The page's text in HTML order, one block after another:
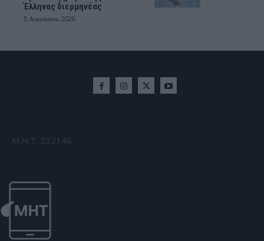
Έλληνας διερμηνέας
5 Αυγούστου, 2026
Μ.Η.Τ. 232148